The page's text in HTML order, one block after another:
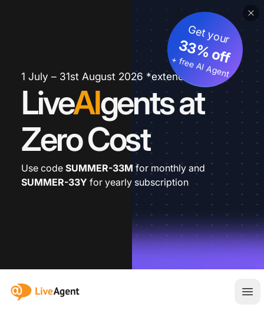
1 July – 31st August 2026 *extended
LiveAIgents at
Zero Cost
Get your
33% off
+ free AI Agent
Use code SUMMER-33M for monthly and
SUMMER-33Y for yearly subscription
:site.title